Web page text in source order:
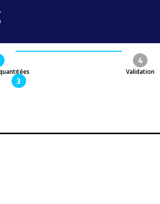
4
Validation
3